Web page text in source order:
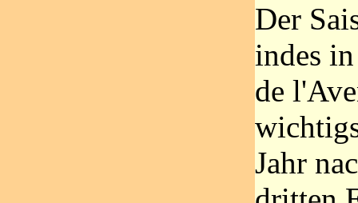
Der
indes
de
Jahr